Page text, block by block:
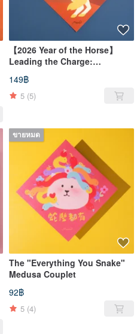
【2026 Year of the Horse】
Leading the Charge:
Napoleon on Horseback
Creative Cat Square Couplet
Set (2 pcs)
149฿
5 (5)
ขายหมด
The "Everything You Snake"
Medusa Couplet
92฿
5 (4)